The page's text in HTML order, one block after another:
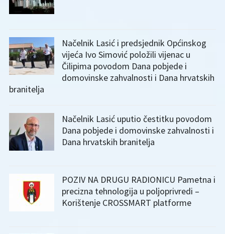
Načelnik Lasić i predsjednik Općinskog
vijeća Ivo Simović položili vijenac u
Čilipima povodom Dana pobjede i
domovinske zahvalnosti i Dana hrvatskih
branitelja
Načelnik Lasić uputio čestitku povodom
Dana pobjede i domovinske zahvalnosti i
Dana hrvatskih branitelja
POZIV NA DRUGU RADIONICU Pametna i
precizna tehnologija u poljoprivredi –
Korištenje CROSSMART platforme